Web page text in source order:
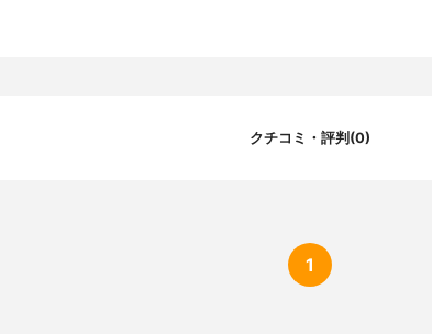
クチコミ・評判(0)
1